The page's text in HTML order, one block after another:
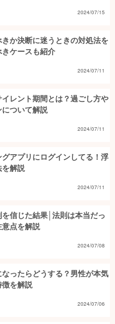
2024/07/15
か決断に迷うときの対処法を
ケースも紹介
2024/07/11
レント期間とは？過ごし方や
ついて解説
2024/07/11
アプリにログインしてる！浮
解説
2024/07/11
信じた結果│法則は本当だっ
点を解説
2024/07/08
ったらどうする？男性が本気
を解説
2024/07/06